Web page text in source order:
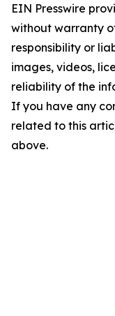
EIN Presswire
without warranty
responsibility or
images, videos,
reliability of the
If you have any
related to this
above.